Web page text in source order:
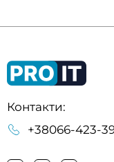
Контакти:
+38066-423-